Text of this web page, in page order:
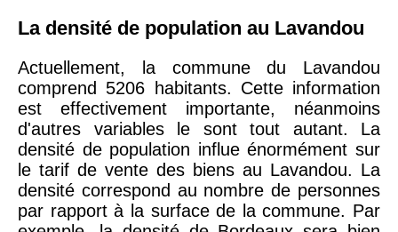
La densité de population au Lavandou
Actuellement, la commune du Lavandou
comprend 5206 habitants. Cette information
est effectivement importante, néanmoins
d'autres variables le sont tout autant. La
densité de population influe énormément sur
le tarif de vente des biens au Lavandou. La
densité correspond au nombre de personnes
par rapport à la surface de la commune. Par